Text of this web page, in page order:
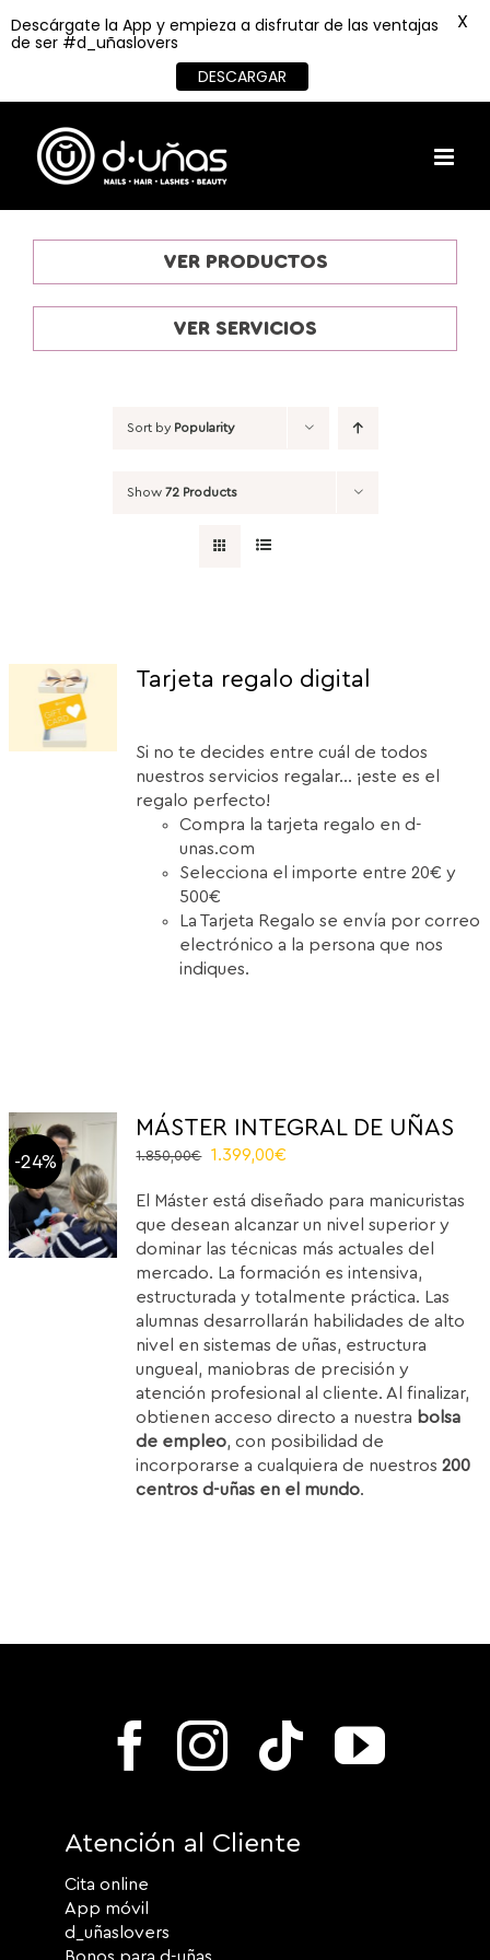
content
VER PRODUCTOS
VER SERVICIOS
Sort by Popularity
Show 72 Products
Tarjeta regalo digital
Si no te decides entre cuál de todos
nuestros servicios regalar... ¡este es el
regalo perfecto!
Compra la tarjeta regalo en d-
unas.com
Selecciona el importe entre 20€ y
500€
La Tarjeta Regalo se envía por correo
electrónico a la persona que nos
indiques.
-24%
MÁSTER INTEGRAL DE UÑAS
1.850,00€
Original
was:
1.850,00€.
1.399,00€
is:
1.399,00€.
El Máster está diseñado para manicuristas
que desean alcanzar un nivel superior y
dominar las técnicas más actuales del
mercado. La formación es intensiva,
estructurada y totalmente práctica. Las
alumnas desarrollarán habilidades de alto
nivel en sistemas de uñas, estructura
ungueal, maniobras de precisión y
atención profesional al cliente. Al finalizar,
obtienen acceso directo a nuestra bolsa
de empleo, con posibilidad de
incorporarse a cualquiera de nuestros200
centros d-uñas en el mundo.
Atención al Cliente
Cita online
App móvil
d_uñaslovers
Descárgate la App y empieza a disfrutar de las ventajas
de ser #d_uñaslovers
DESCARGAR
X